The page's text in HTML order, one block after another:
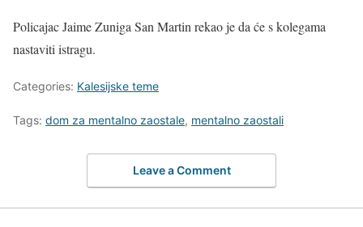
Policajac Jaime Zuniga San Martin rekao je da će s kolegama
nastaviti istragu.
Categories: Kalesijske teme
Tags: dom za mentalno zaostale, mentalno zaostali
Leave a Comment